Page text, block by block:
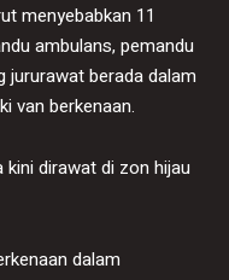
menyebabkan 11
ambulans, pemandu
berada dalam
van berkenaan.
dirawat di zon hijau
dalam